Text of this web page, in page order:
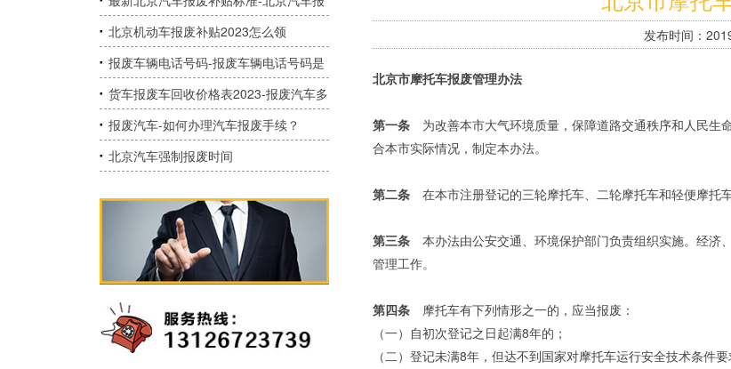
废时如何申请报废补贴？
北京机动车报废补贴2023怎么领
取-2023年北京机动车报废补贴需要纳税
吗？
报废车辆电话号码-报废车辆电话号码是
多少？
货车报废车回收价格表2023-报废汽车多
少钱一吨 京牌车辆报废的汽车值多少钱
吗？
报废汽车-如何办理汽车报废手续？
北京汽车强制报废时间
发布时间：
北京市摩托车报废管理办法
第一条 为改善本市大气环境质量，保障道路交通秩序和人民生
合本市实际情况，制定本办法。
第二条 在本市注册登记的三轮摩托车、二轮摩托车和轻便摩托
第三条 本办法由公安交通、环境保护部门负责组织实施。经济
管理工作。
第四条 摩托车有下列情形之一的，应当报废：
（一）自初次登记之日起满8年的；
（二）登记未满8年，但达不到国家对摩托车运行安全技术条件要